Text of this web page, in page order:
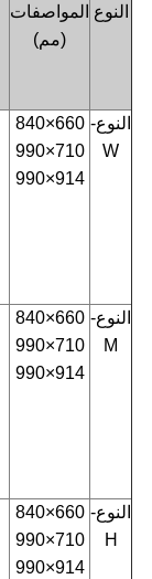
النوع المواصفات
(مم)
النوع-
W
660×840
710×990
914×990
النوع-
M
660×840
710×990
914×990
النوع-
H
660×840
710×990
914×990